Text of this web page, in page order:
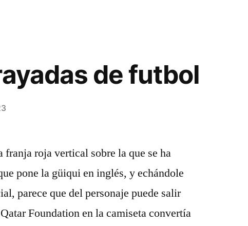
de futbol
franja roja vertical sobre la que se ha
pone la güiqui en inglés, y echándole
parece que del personaje puede salir
Foundation en la camiseta convertía